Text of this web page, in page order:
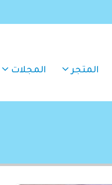
المتجر المجلات